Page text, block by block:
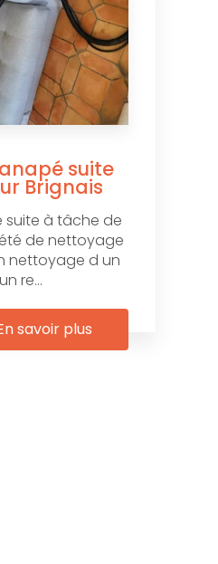
suite
Brignais
à tâche de
de nettoyage
nettoyage d un
re...
savoir plus